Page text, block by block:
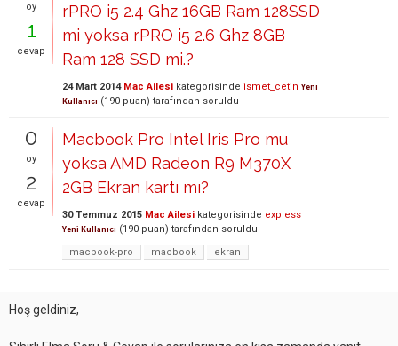
oy
1
cevap
rPRO i5 2.4 Ghz 16GB Ram 128SSD
mi yoksa rPRO i5 2.6 Ghz 8GB
Ram 128 SSD mi.?
24 Mart 2014 Mac Ailesi kategorisinde ismet_cetin Yeni
Kullanıcı (190 puan) tarafından soruldu
0
oy
2
cevap
Macbook Pro Intel Iris Pro mu
yoksa AMD Radeon R9 M370X
2GB Ekran kartı mı?
30 Temmuz 2015 Mac Ailesi kategorisinde expless
Yeni Kullanıcı (190 puan) tarafından soruldu
macbook-pro
macbook ekran
Hoş geldiniz,